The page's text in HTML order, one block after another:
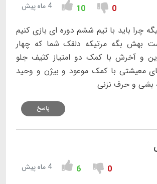
0
10 4 ماه پیش
چرا باید با تیم ششم دوره ای بازی کنیم
بهش بگه مرتیکه دلقک شما که چهار
و آخرش با کمک دو امتیاز کثیف جلو
معیشتی با کمک موعود و بیژن و وحید
بشی و حرف نزنی
پاسخ
0
6 4 ماه پیش